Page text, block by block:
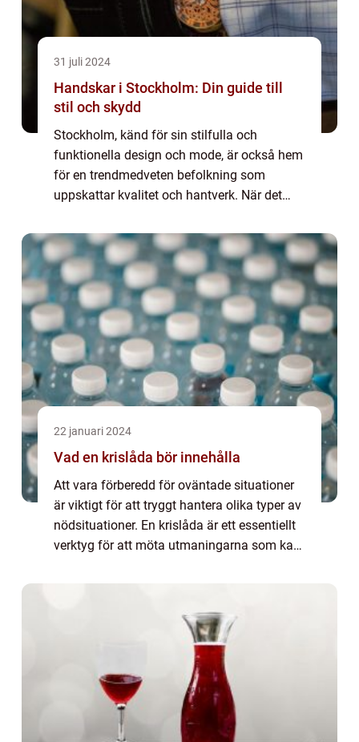
31 juli 2024
Handskar i Stockholm: Din guide till
stil och skydd
Stockholm, känd för sin stilfulla och
funktionella design och mode, är också hem
för en trendmedveten befolkning som
uppskattar kvalitet och hantverk. När det
en praktisk ...
22 januari 2024
Vad en krislåda bör innehålla
Att vara förberedd för oväntade situationer
är viktigt för att tryggt hantera olika typer av
nödsituationer. En krislåda är ett essentiellt
verktyg för att möta utmaningarna som kan